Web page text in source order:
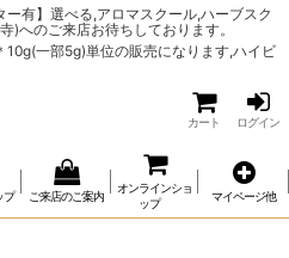
有】選べる,アロマスクール,ハーブスク
)へのご来店お待ちしております。
一部5g)単位の販売になります,ハイビ
カート ログイン
プ ご来店のご案内
オンラインショ
ップ
マイページ他